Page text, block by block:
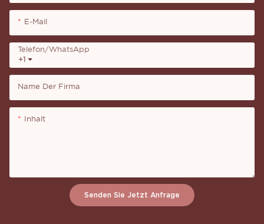
E-Mail
+1
Telefon/WhatsApp
Name Der Firma
Inhalt
Senden Sie Jetzt Anfrage